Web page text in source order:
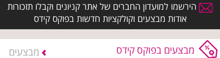
הירשמו למועדון החברים של אתר קניונים וקבלו תזכורות
אודות מבצעים וקולקציות חדשות בפוקס קידס
מבצעים בפוקס קידס מבצעים